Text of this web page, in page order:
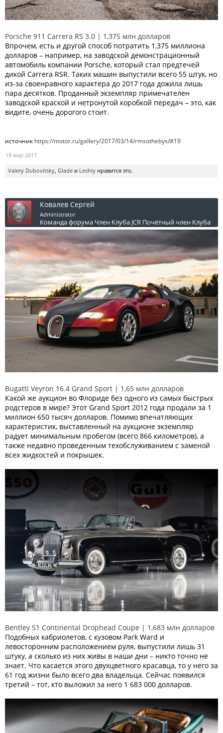
Porsche 911 Carrera RS 3.0 | 1,375 млн долларов
Впрочем, есть и другой способ потратить 1,375 миллиона
долларов – например, на заводской демонстрационный
автомобиль компании Porsche, который стал предтечей
дикой Carrera RSR. Таких машин выпустили всего 55 штук, но
из-за своенравного характера до 2017 года дожила лишь
пара десятков. Проданный экземпляр примечателен
заводской краской и нетронутой коробкой передач – это, как
видите, очень дорогого стоит.
источник https://motor.ru/gallery/2017/03/14/rmsothebys/#19
18 мар 2017
Valery Dubovitsky, Glade и Leshiy нравится это.
Ковалев Сергей
Administrator
Команда форума Член Клуба JCR Почётный член Клуба
Bugatti Veyron 16.4 Grand Sport | 1,65 млн долларов
Какой же аукцион во Флориде без одного из самых быстрых
родстеров в мире? Этот Grand Sport 2012 года продали за 1
миллион 650 тысяч долларов. Помимо впечатляющих
характеристик, выставленный на аукционе экземпляр
радует минимальным пробегом (всего 866 километров), а
также недавно проведенным техобслуживанием с заменой
всех жидкостей и покрышек.
Bentley S1 Continental Drophead Coupe | 1,683 млн долларов
Подобных кабриолетов, с кузовом Park Ward и
левосторонним расположением руля, выпустили лишь 31
штуку, а сколько из них живы в наши дни – никто точно не
знает. Что касается этого двухцветного красавца, то у него за
61 год жизни было всего два владельца. Сейчас появился
третий – тот, кто выложил за него 1 683 000 долларов.